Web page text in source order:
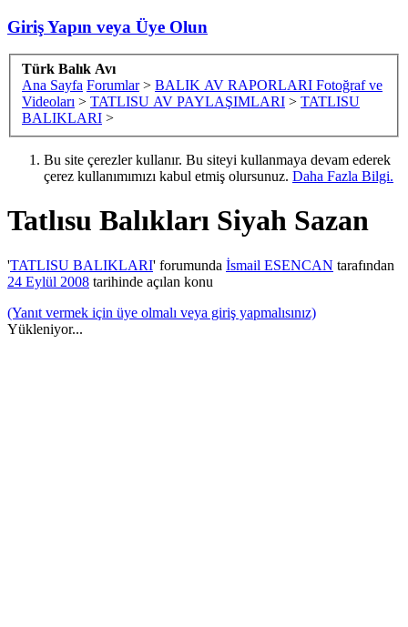
Giriş Yapın veya Üye Olun
Türk Balık Avı
Ana Sayfa Forumlar > BALIK AV RAPORLARI Fotoğraf ve
Videoları > TATLISU AV PAYLAŞIMLARI > TATLISU
BALIKLARI >
Bu site çerezler kullanır. Bu siteyi kullanmaya devam ederek
çerez kullanımımızı kabul etmiş olursunuz. Daha Fazla Bilgi.
Tatlısu Balıkları Siyah Sazan
'TATLISU BALIKLARI' forumunda İsmail ESENCAN tarafından
24 Eylül 2008 tarihinde açılan konu
(Yanıt vermek için üye olmalı veya giriş yapmalısınız)
Yükleniyor...